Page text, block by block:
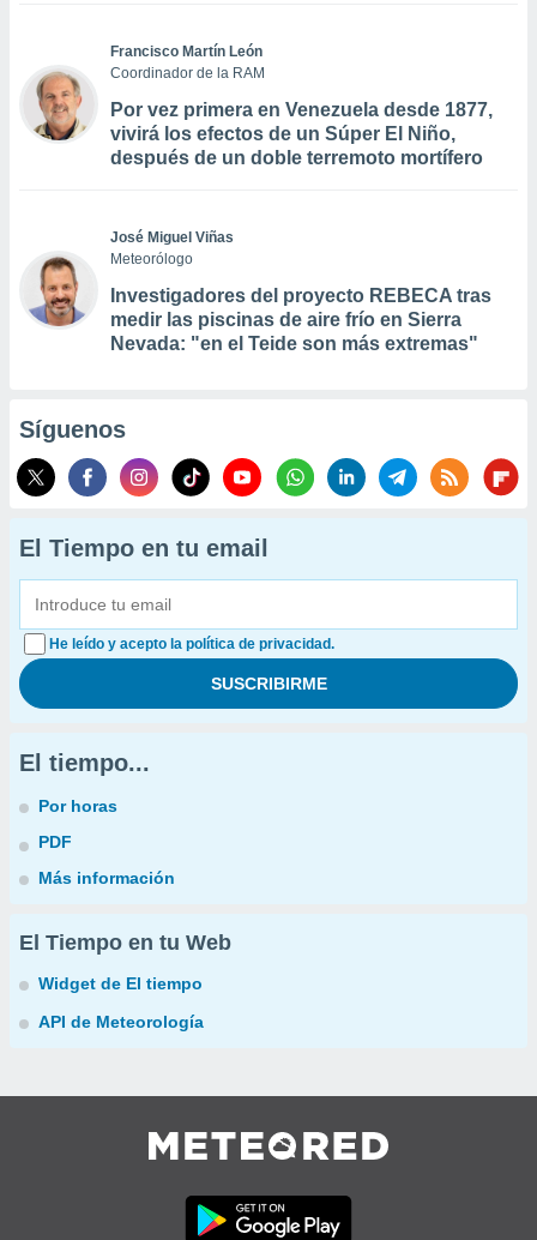
Francisco Martín León
Coordinador de la RAM
Por vez primera en Venezuela desde 1877,
vivirá los efectos de un Súper El Niño,
después de un doble terremoto mortífero
José Miguel Viñas
Meteorólogo
Investigadores del proyecto REBECA tras
medir las piscinas de aire frío en Sierra
Nevada: "en el Teide son más extremas"
Síguenos
El Tiempo en tu email
He leído y acepto la política de privacidad.
El tiempo...
Por horas
PDF
Más información
El Tiempo en tu Web
Widget de El tiempo
API de Meteorología